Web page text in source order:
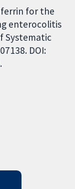
for the
enterocolitis
Systematic
DOI: